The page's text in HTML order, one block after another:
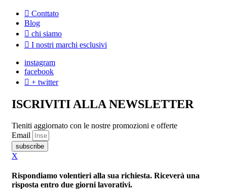
Conttato
Blog
chi siamo
I nostri marchi esclusivi
instagram
facebook
+ twitter
ISCRIVITI ALLA NEWSLETTER
Tieniti aggiornato con le nostre promozioni e offerte
Email
subscribe
X
Rispondiamo volentieri alla sua richiesta. Riceverà una
risposta entro due giorni lavorativi.